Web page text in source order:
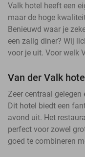
Valk hotel heeft een
maar de hoge
Benieuwd waar je
een zalig diner? Wij
voor je uit. Voor welk
Van der Valk
Zeer centraal
Dit hotel biedt een
avond uit. Het
perfect voor zowel
goed te combineren